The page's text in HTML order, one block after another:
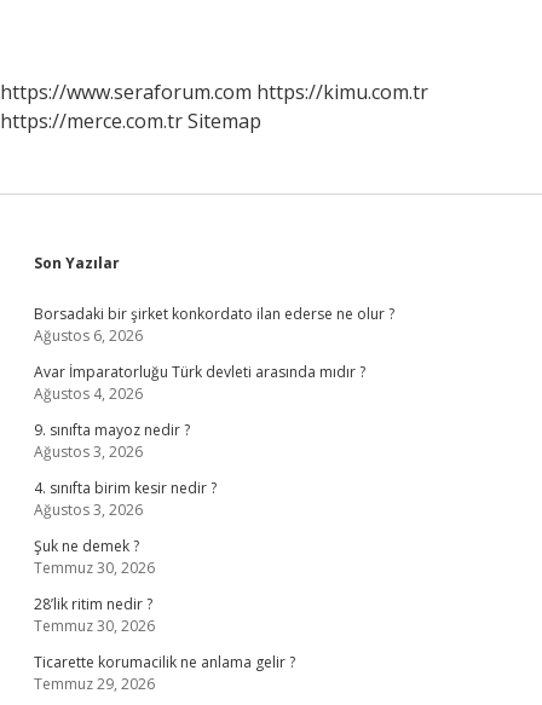
https://www.seraforum.com https://kimu.com.tr
https://merce.com.trSitemap
Sidebar
Son Yazılar
Borsadaki bir şirket konkordato ilan ederse ne olur ?
Ağustos 6, 2026
Avar İmparatorluğu Türk devleti arasında mıdır ?
Ağustos 4, 2026
9. sınıfta mayoz nedir ?
Ağustos 3, 2026
4. sınıfta birim kesir nedir ?
Ağustos 3, 2026
Şuk ne demek ?
Temmuz 30, 2026
28’lik ritim nedir ?
Temmuz 30, 2026
Ticarette korumacilik ne anlama gelir ?
Temmuz 29, 2026